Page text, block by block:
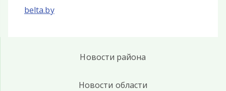
belta.by
Новости района
Новости области